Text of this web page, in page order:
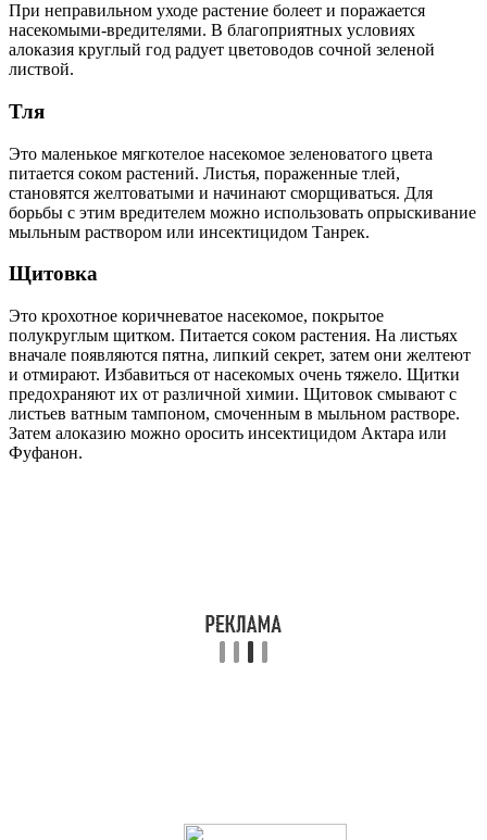
При неправильном уходе растение болеет и поражается
насекомыми-вредителями. В благоприятных условиях
алоказия круглый год радует цветоводов сочной зеленой
листвой.
Тля
Это маленькое мягкотелое насекомое зеленоватого цвета
питается соком растений. Листья, пораженные тлей,
становятся желтоватыми и начинают сморщиваться. Для
борьбы с этим вредителем можно использовать опрыскивание
мыльным раствором или инсектицидом Танрек.
Щитовка
Это крохотное коричневатое насекомое, покрытое
полукруглым щитком. Питается соком растения. На листьях
вначале появляются пятна, липкий секрет, затем они желтеют
и отмирают. Избавиться от насекомых очень тяжело. Щитки
предохраняют их от различной химии. Щитовок смывают с
листьев ватным тампоном, смоченным в мыльном растворе.
Затем алоказию можно оросить инсектицидом Актара или
Фуфанон.